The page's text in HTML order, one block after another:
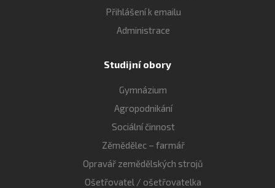
Přihlášení k emailu
Administrace
Studijní obory
Gymnázium
Agropodnikání
Sociální činnost
Zěmědělec – farmář
Opravář zemědělských strojů
Ošetřovatel / ošetřovatelka